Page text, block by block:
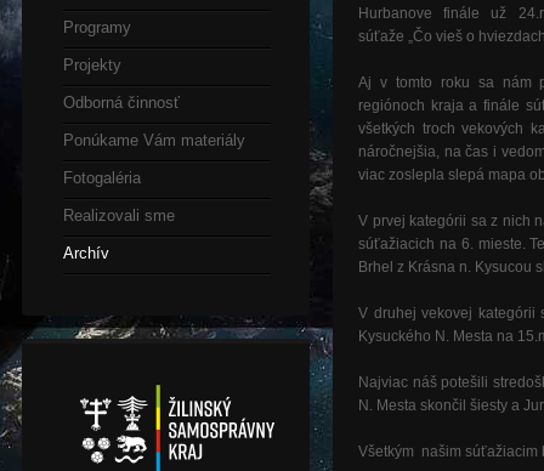
Programy
Projekty
Odborná činnosť
Ponúkame Vám materiály
Fotogaléria
Realizovali sme
Archív
Hurbanove finále už
súťaže „Čo vieš o
Aj v tomto roku sa nám
regiónoch kraja a finále
všetkých troch vekových
náročnejšia, na čas i
viac zoslepla slepá mapa
V prvej kategórii sa z nich
súťažiacich na 6. mieste.
Brhel z Krásna n. Kysucou
V druhej vekovej kategórii
Kysuckého N. Mesta na
Najviac náš potešili
N. Mesta skončil šiesty a
Všetkým našim súťažiacim